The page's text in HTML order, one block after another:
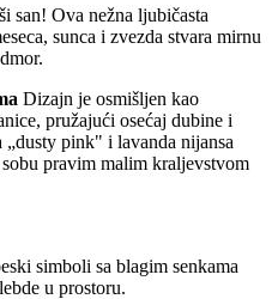
san! Ova nežna ljubičasta
sunca i zvezda stvara mirnu
Dizajn je osmišljen kao
pružajući osećaj dubine i
pink" i lavanda nijansa
pravim malim kraljevstvom
simboli sa blagim senkama
u prostoru.